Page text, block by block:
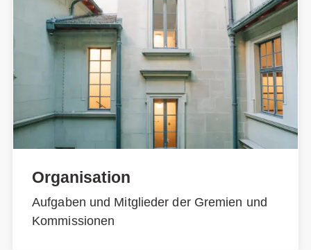
Organisation
Aufgaben und Mitglieder der Gremien und
Kommissionen